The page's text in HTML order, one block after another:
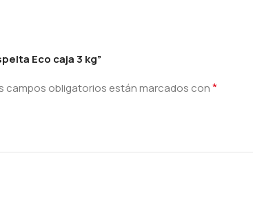
Eco caja 3 kg”
campos obligatorios están marcados con*